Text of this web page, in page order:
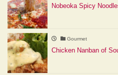
Nobeoka Spicy
Gourmet
Chicken Nanban of